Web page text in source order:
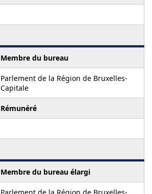
Membre du bureau
Parlement de la Région de Bruxelles-
Capitale
Rémunéré
Membre du bureau élargi